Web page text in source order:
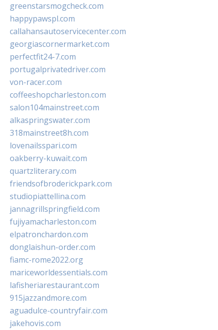
greenstarsmogcheck.com
happypawspl.com
callahansautoservicecenter.com
georgiascornermarket.com
perfectfit24-7.com
portugalprivatedriver.com
von-racer.com
coffeeshopcharleston.com
salon104mainstreet.com
alkaspringswater.com
318mainstreet8h.com
lovenailsspari.com
oakberry-kuwait.com
quartzliterary.com
friendsofbroderickpark.com
studiopiattellina.com
jannagrillspringfield.com
fujiyamacharleston.com
elpatronchardon.com
donglaishun-order.com
fiamc-rome2022.org
mariceworldessentials.com
lafisheriarestaurant.com
915jazzandmore.com
aguadulce-countryfair.com
jakehovis.com